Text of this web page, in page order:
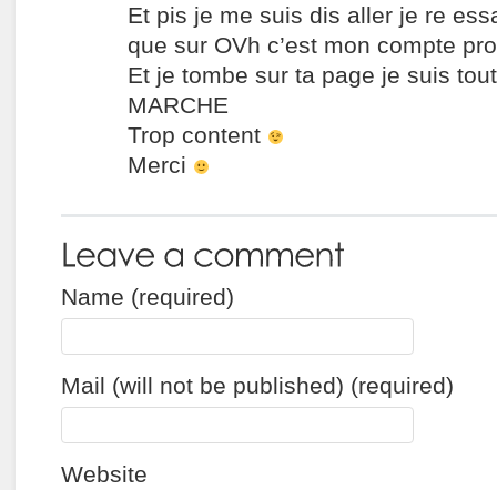
Et pis je me suis dis aller je re
que sur OVh c’est mon compte
Et je tombe sur ta page je suis
MARCHE
Trop content
Merci
Name (required)
Mail (will not be published) (required)
Website